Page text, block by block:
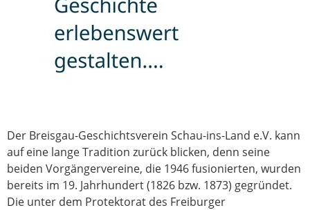
Der Breisgau-Geschichtsverein Schau-ins-Land e.V. kann
auf eine lange Tradition zurück blicken, denn seine
beiden Vorgängervereine, die 1946 fusionierten, wurden
bereits im 19. Jahrhundert (1826 bzw. 1873) gegründet.
Die unter dem Protektorat des Freiburger